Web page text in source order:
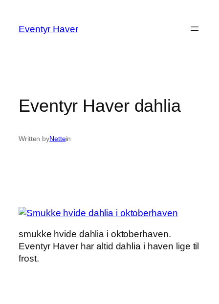
indhold
Eventyr Haver
Eventyr Haver dahlia
Written byNettein
smukke hvide dahlia i oktoberhaven.
Eventyr Haver har altid dahlia i haven lige til
frost.